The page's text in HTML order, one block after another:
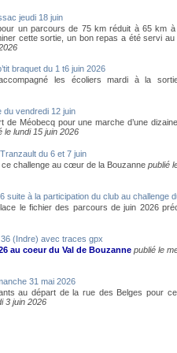
jeudi 18 juin
un parcours de 75 km réduit à 65 km à
cette sortie, un bon repas a été servi
braquet du 1 t6 juin 2026
les écoliers mardi à la
du vendredi 12 juin
de Méobecq pour une marche d’une
le lundi 15 juin 2026
du 6 et 7 juin
challenge au cœur de la Bouzanne publié
suite à la participation du club au challenge
le fichier des parcours de juin 2026
(Indre) avec traces gpx
au coeur du Val de Bouzanne publié le
31 mai 2026
au départ de la rue des Belges pour
3 juin 2026